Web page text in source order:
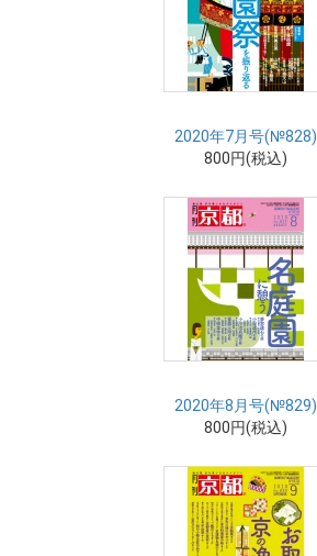
2020年7月号(№828)
800円(税込)
2020年8月号(№829)
800円(税込)